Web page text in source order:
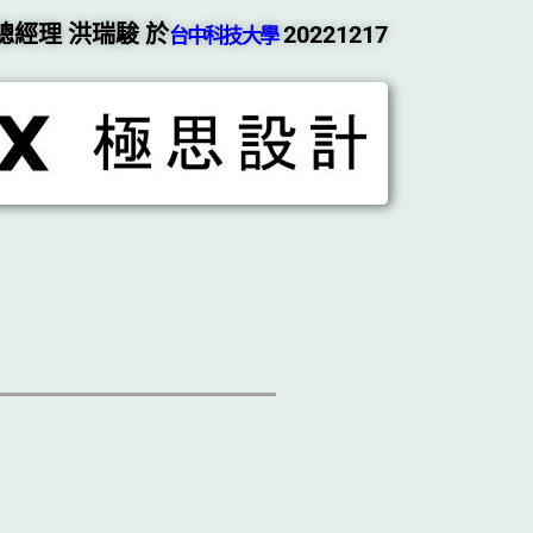
經理 洪瑞駿 於台中科技大學20221217